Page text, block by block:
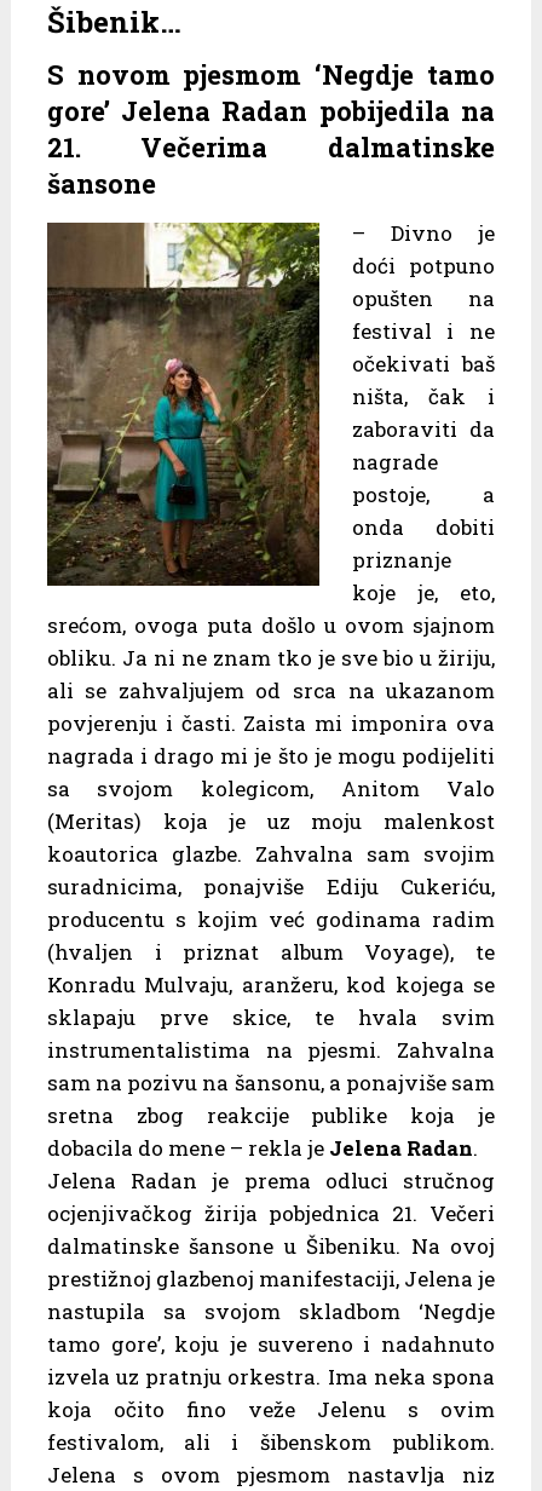
Šibenik…
S novom pjesmom ‘Negdje tamo
gore’ Jelena Radan pobijedila na
21. Večerima dalmatinske
šansone
– Divno je
doći potpuno
opušten na
festival i ne
očekivati baš
ništa, čak i
zaboraviti da
nagrade
postoje, a
onda dobiti
priznanje
koje je, eto,
srećom, ovoga puta došlo u ovom sjajnom
obliku. Ja ni ne znam tko je sve bio u žiriju,
ali se zahvaljujem od srca na ukazanom
povjerenju i časti. Zaista mi imponira ova
nagrada i drago mi je što je mogu podijeliti
sa svojom kolegicom, Anitom Valo
(Meritas) koja je uz moju malenkost
koautorica glazbe. Zahvalna sam svojim
suradnicima, ponajviše Ediju Cukeriću,
producentu s kojim već godinama radim
(hvaljen i priznat album Voyage), te
Konradu Mulvaju, aranžeru, kod kojega se
sklapaju prve skice, te hvala svim
instrumentalistima na pjesmi. Zahvalna
sam na pozivu na šansonu, a ponajviše sam
sretna zbog reakcije publike koja je
dobacila do mene – rekla je Jelena Radan.
Jelena Radan je prema odluci stručnog
ocjenjivačkog žirija pobjednica 21. Večeri
dalmatinske šansone u Šibeniku. Na ovoj
prestižnoj glazbenoj manifestaciji, Jelena je
nastupila sa svojom skladbom ‘Negdje
tamo gore’, koju je suvereno i nadahnuto
izvela uz pratnju orkestra. Ima neka spona
koja očito fino veže Jelenu s ovim
festivalom, ali i šibenskom publikom.
Jelena s ovom pjesmom nastavlja niz